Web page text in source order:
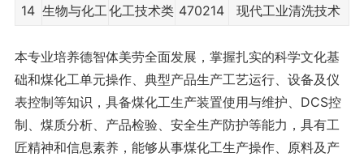
14 生物与化工化工技术类 470214 现代工业清洗技术
本专业培养德智体美劳全面发展，掌握扎实的科学文化基
础和煤化工单元操作、典型产品生产工艺运行、设备及仪
表控制等知识，具备煤化工生产装置使用与维护、DCS控
制、煤质分析、产品检验、安全生产防护等能力，具有工
匠精神和信息素养，能够从事煤化工生产操作、原料及产